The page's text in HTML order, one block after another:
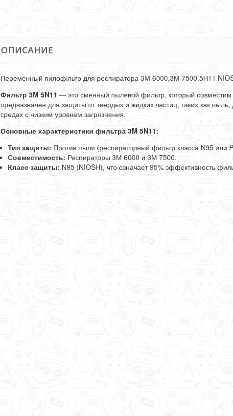
ОПИСАНИЕ
Переменный пилофільтр для респиратора 3М 6000,3М 7500,5Н11
Фильтр 3M 5N11 — это сменный пылевой фильтр, который
предназначен для защиты от твердых и жидких частиц, таких как
средах с низким уровнем загрязнения.
Основные характеристики фильтра 3M 5N11:
Тип защиты: Против пыли (респираторный фильтр класса N95 или
Совместимость: Респираторы 3М 6000 и 3М 7500.
Класс защиты: N95 (NIOSH), что означает 95% эффективность